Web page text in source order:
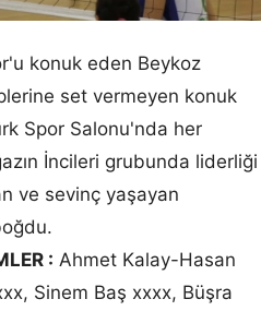
konuk eden Beykoz
set vermeyen konuk
Spor Salonu'nda her
İncileri grubunda liderliği
ve sevinç yaşayan
: Ahmet Kalay-Hasan
Sinem Baş xxxx, Büşra